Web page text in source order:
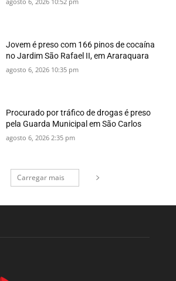
Jovem é preso com 166 pinos de cocaína
no Jardim São Rafael II, em Araraquara
agosto 6, 2026 10:35 pm
Procurado por tráfico de drogas é preso
pela Guarda Municipal em São Carlos
agosto 6, 2026 2:35 pm
Carregar mais